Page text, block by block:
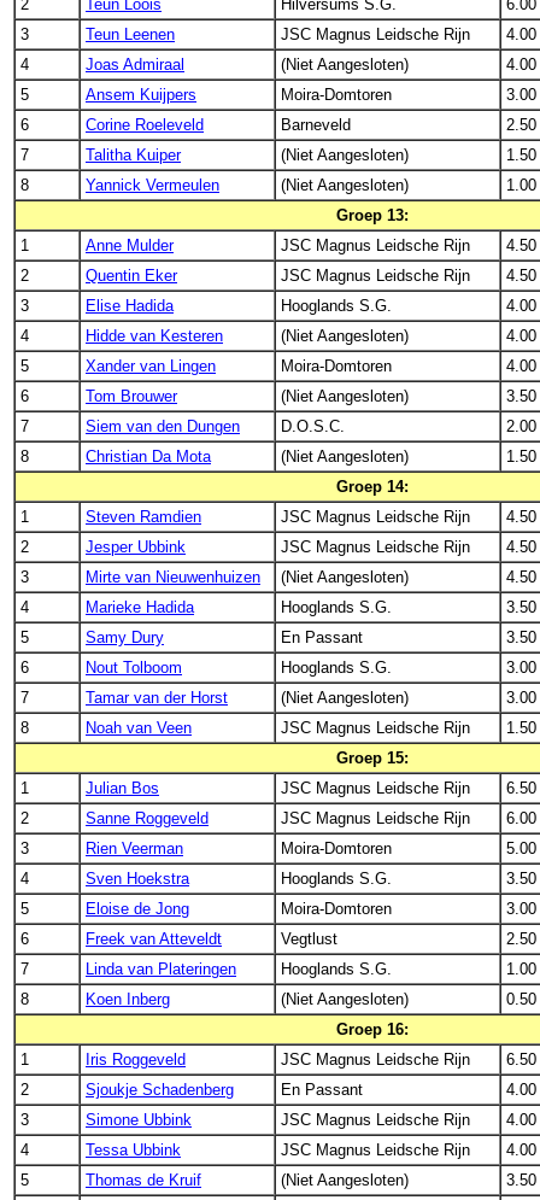
2 Teun Loois Hilversums S.G.
6.00
3
Teun Leenen JSC Magnus Leidsche Rijn
4.00
4
Joas Admiraal (Niet Aangesloten)
4.00
5
Ansem Kuijpers Moira-Domtoren
3.00
6
Corine Roeleveld Barneveld
2.50
7
Talitha Kuiper (Niet Aangesloten)
1.50
8
Yannick Vermeulen (Niet Aangesloten)
1.00
Groep 13:
1
Anne Mulder JSC Magnus Leidsche Rijn
4.50
2
Quentin Eker JSC Magnus Leidsche Rijn
4.50
3
Elise Hadida Hooglands S.G.
4.00
4
Hidde van Kesteren (Niet Aangesloten)
4.00
5
Xander van Lingen Moira-Domtoren
4.00
6
Tom Brouwer (Niet Aangesloten)
3.50
7
Siem van den Dungen D.O.S.C.
2.00
8
Christian Da Mota (Niet Aangesloten)
1.50
Groep 14:
1
Steven Ramdien JSC Magnus Leidsche Rijn
4.50
2
Jesper Ubbink JSC Magnus Leidsche Rijn
4.50
3
Mirte van Nieuwenhuizen (Niet Aangesloten)
4.50
4
Marieke Hadida Hooglands S.G.
3.50
5
Samy Dury En Passant
3.50
6
Nout Tolboom Hooglands S.G.
3.00
7
Tamar van der Horst (Niet Aangesloten)
3.00
8
Noah van Veen JSC Magnus Leidsche Rijn
1.50
Groep 15:
1
Julian Bos JSC Magnus Leidsche Rijn
6.50
2
Sanne Roggeveld JSC Magnus Leidsche Rijn
6.00
3
Rien Veerman Moira-Domtoren
5.00
4
Sven Hoekstra Hooglands S.G.
3.50
5
Eloise de Jong Moira-Domtoren
3.00
6
Freek van Atteveldt Vegtlust
2.50
7
Linda van Plateringen Hooglands S.G.
1.00
8
Koen Inberg (Niet Aangesloten)
0.50
Groep 16:
1
Iris Roggeveld JSC Magnus Leidsche Rijn
6.50
2
Sjoukje Schadenberg En Passant
4.00
3
Simone Ubbink JSC Magnus Leidsche Rijn
4.00
4
Tessa Ubbink JSC Magnus Leidsche Rijn
4.00
5
Thomas de Kruif (Niet Aangesloten)
3.50